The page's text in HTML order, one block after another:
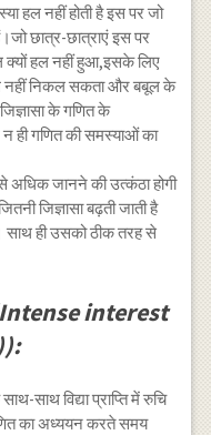
हल नहीं होती है इस पर जो
छात्र-छात्राएं इस पर
क्यों हल नहीं हुआ,इसके लिए
नहीं निकल सकता और बबूल के
के गणित के
ही गणित की समस्याओं का
जानने की उत्कंठा होगी
जिज्ञासा बढ़ती जाती है
साथ ही उसको ठीक तरह से
(Intense interest
साथ विद्या प्राप्ति में रुचि
का अध्ययन करते समय